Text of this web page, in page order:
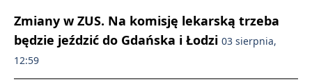
Zmiany w ZUS. Na komisję lekarską trzeba
będzie jeździć do Gdańska i Łodzi 03 sierpnia,
12:59